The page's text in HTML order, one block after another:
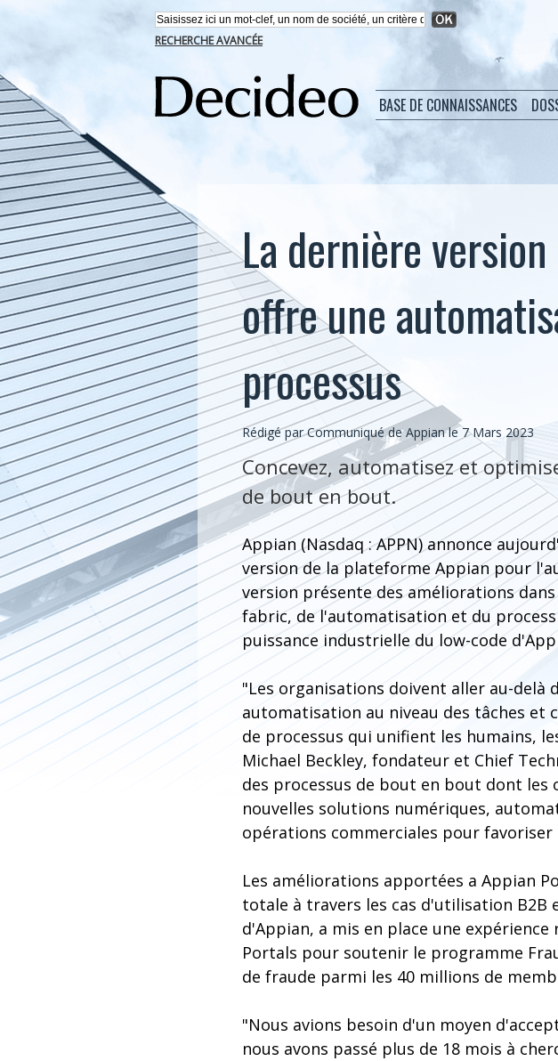
RECHERCHE AVANCÉE
BASE DE CONNAISSANCES
La dernière
offre une
processus
Rédigé par Communiqué de Appian le 7 Mars 2023
Concevez, automatisez et
de bout en bout.
Appian (Nasdaq : APPN) annonce
version de la plateforme Appian pour
version présente des améliorations
fabric, de l'automatisation et du
puissance industrielle du low-code
"Les organisations doivent aller au-
automatisation au niveau des tâches
de processus qui unifient les humains,
Michael Beckley, fondateur et Chief
des processus de bout en bout dont
nouvelles solutions numériques,
opérations commerciales pour
Les améliorations apportées a Appian
totale à travers les cas d'utilisation B2B
d'Appian, a mis en place une
Portals pour soutenir le programme
de fraude parmi les 40 millions de
"Nous avions besoin d'un moyen
nous avons passé plus de 18 mois à